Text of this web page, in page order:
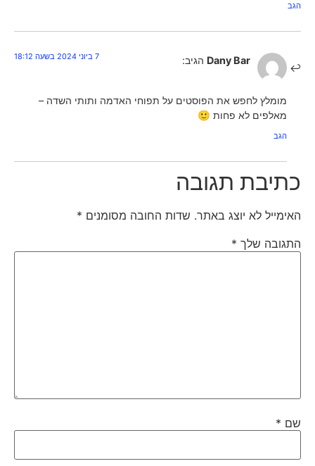
Dany Bar הגיב:
מומלץ לחפש את הפוסטים על תפוחי האדמה ותותי השדה –
מאלפים לא פחות 🙂
כתיבת תגובה
האימייל לא יוצג באתר. שדות החובה מסומנים*
התגובה שלך*
שם*